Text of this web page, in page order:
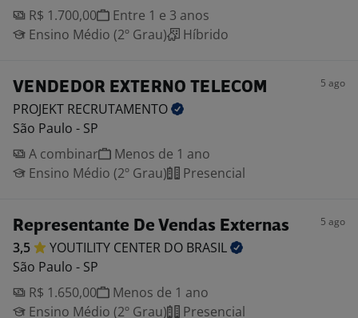
R$ 1.700,00
Entre 1 e 3 anos
Ensino Médio (2º Grau)
Híbrido
VENDEDOR EXTERNO TELECOM 5 ago
PROJEKT RECRUTAMENTO
São Paulo - SP
A combinar
Menos de 1 ano
Ensino Médio (2º Grau)
Presencial
Representante De Vendas Externas 5 ago
3,5 YOUTILITY CENTER DO BRASIL
São Paulo - SP
R$ 1.650,00
Menos de 1 ano
Ensino Médio (2º Grau)
Presencial